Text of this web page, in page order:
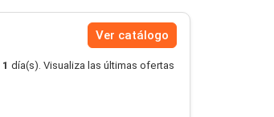
Ver catálogo
1 día(s). Visualiza las últimas ofertas